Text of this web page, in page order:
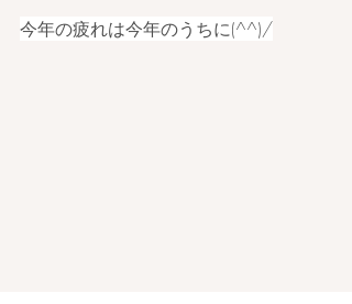
今年の疲れは今年のうちに(^^)/